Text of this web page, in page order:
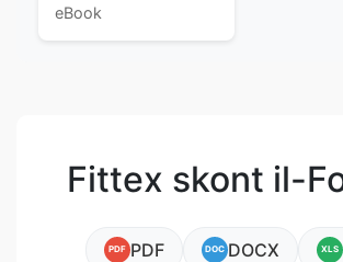
eBook
Fittex skont il-
PDF PDF DOC DOCX XLS